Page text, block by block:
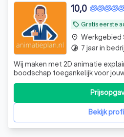
local_offer Gratis eerste
10,0
Wij maken met 2D animatie
boodschap toegankelijk voor
laten maken? | Animatieplan.nl
Bekijk
place Werkgebied
timelapse 7 jaar in